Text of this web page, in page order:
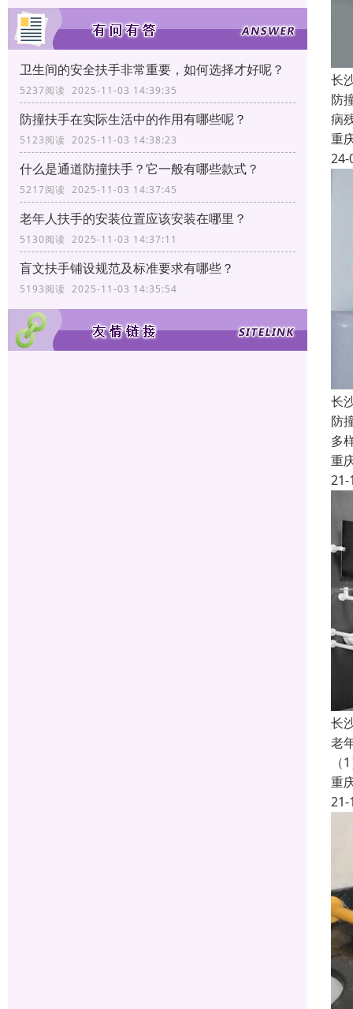
卫生间的安全扶手非常重要，如何选择才好呢？
5237阅读 2025-11-03 14:39:35
防撞扶手在实际生活中的作用有哪些呢？
5123阅读 2025-11-03 14:38:23
什么是通道防撞扶手？它一般有哪些款式？
5217阅读 2025-11-03 14:37:45
老年人扶手的安装位置应该安装在哪里？
5130阅读 2025-11-03 14:37:11
盲文扶手铺设规范及标准要求有哪些？
5193阅读 2025-11-03 14:35:54
长
防
病
重
24-
长
防
多
重
21-
长
老
重
21-